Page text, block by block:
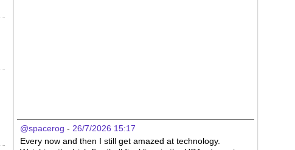
@spacerog - 26/7/2026 15:17
Every now and then I still get amazed at technology.